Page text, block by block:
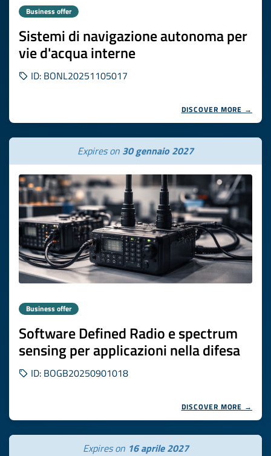
Business offer
Sistemi di navigazione autonoma per
vie d'acqua interne
ID: BONL20251105017
DISCOVER MORE →
Expires on 30 gennaio 2027
Business offer
Software Defined Radio e spectrum
sensing per applicazioni nella difesa
ID: BOGB20250901018
DISCOVER MORE →
Expires on 16 aprile 2027